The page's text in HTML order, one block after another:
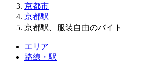
京都市
京都駅
京都駅、服装自由のバイト
エリア
路線・駅